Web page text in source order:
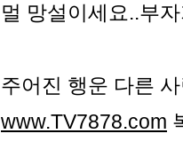
멀 망설이세요..부
주어진 행운 다른
www.TV7878.com